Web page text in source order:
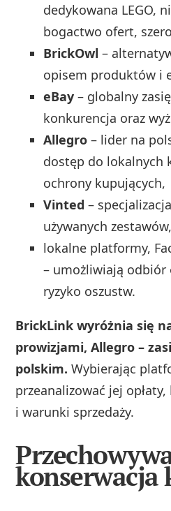
dedykowana LEGO,
bogactwo ofert,
BrickOwl –
opisem produktów i
eBay – globalny
konkurencja oraz
Allegro – lider na
dostęp do lokalnych
ochrony kupujących,
Vinted –
używanych
lokalne platformy,
– umożliwiają odbiór
ryzyko oszustw.
BrickLink wyróżnia się
prowizjami, Allegro –
polskim. Wybierając
przeanalizować jej
i warunki sprzedaży.
konserwacja